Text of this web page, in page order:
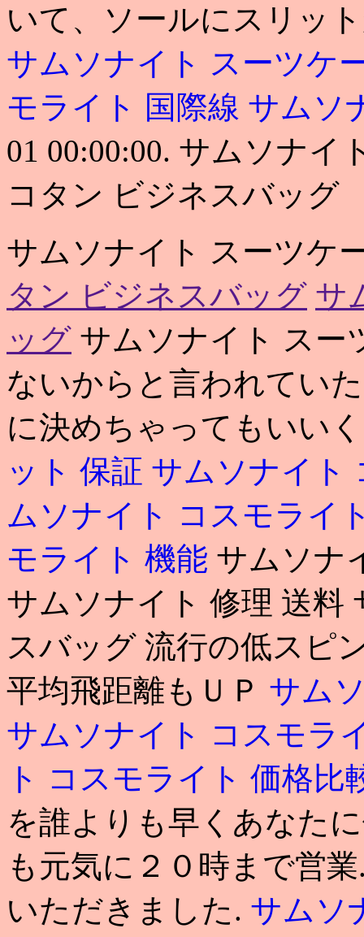
いて、ソールにスリッ
サムソナイト スーツケ
モライト 国際線 サムソ
01 00:00:00. サムソナイ
コタン ビジネスバッグ
サムソナイト スーツケ
タン ビジネスバッグ サ
ッグ サムソナイト スー
ないからと言われてい
に決めちゃってもいい
ット 保証 サムソナイト
ムソナイト コスモライ
モライト 機能 サムソナ
サムソナイト 修理 送料
スバッグ 流行の低スピ
平均飛距離もＵＰ サム
サムソナイト コスモラ
ト コスモライト 価格比
を誰よりも早くあなた
も元気に２０時まで営
いただきました. サムソ